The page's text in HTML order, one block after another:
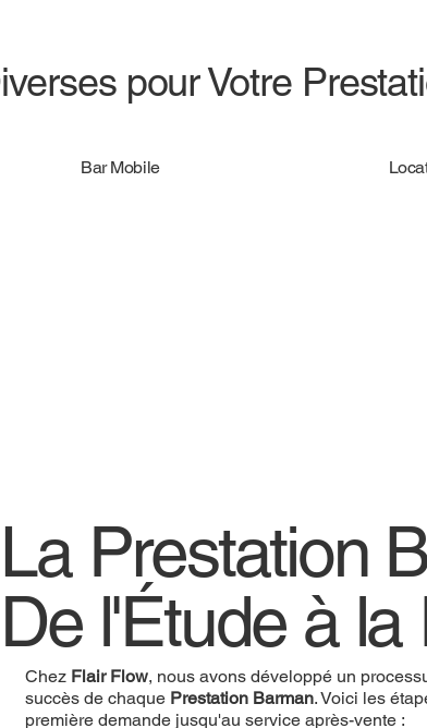
pour Votre
Bar Mobile
La Prestation
De l'Étude à la
Chez Flair Flow, nous avons développé un
succès de chaque Prestation Barman. Voici les
première demande jusqu'au service après-vente :